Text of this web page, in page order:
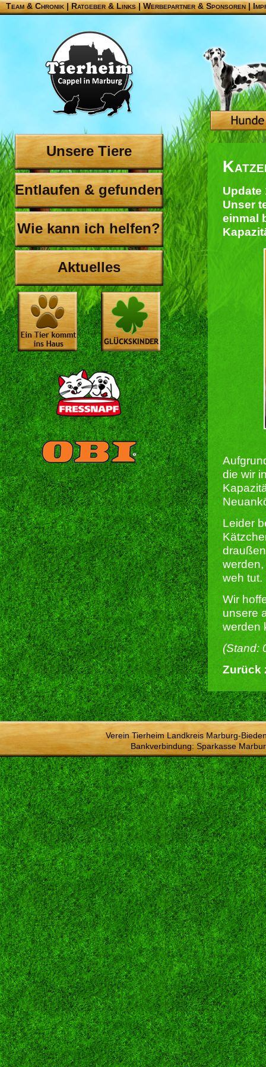
Team & Chronik |Ratgeber & Links|Werbepartner & Sponsoren|
Unsere Tiere
Entlaufen & gefunden
Wie kann ich helfen?
Aktuelles
Update
Unser
einmal
die wir
Leider
weh tut.
Wir
unsere
werden
(Stand:
Zurück
Verein Tierheim Landkreis Marburg-
Bankverbindung: Sparkasse